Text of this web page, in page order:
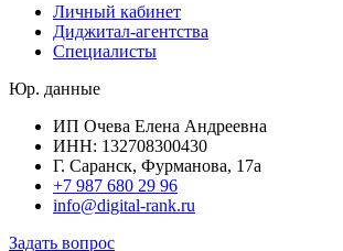
Личный кабинет
Диджитал-агентства
Специалисты
Юр. данные
ИП Очева Елена Андреевна
ИНН: 132708300430
Г. Саранск, Фурманова, 17а
+7 987 680 29 96
info@digital-rank.ru
Задать вопрос